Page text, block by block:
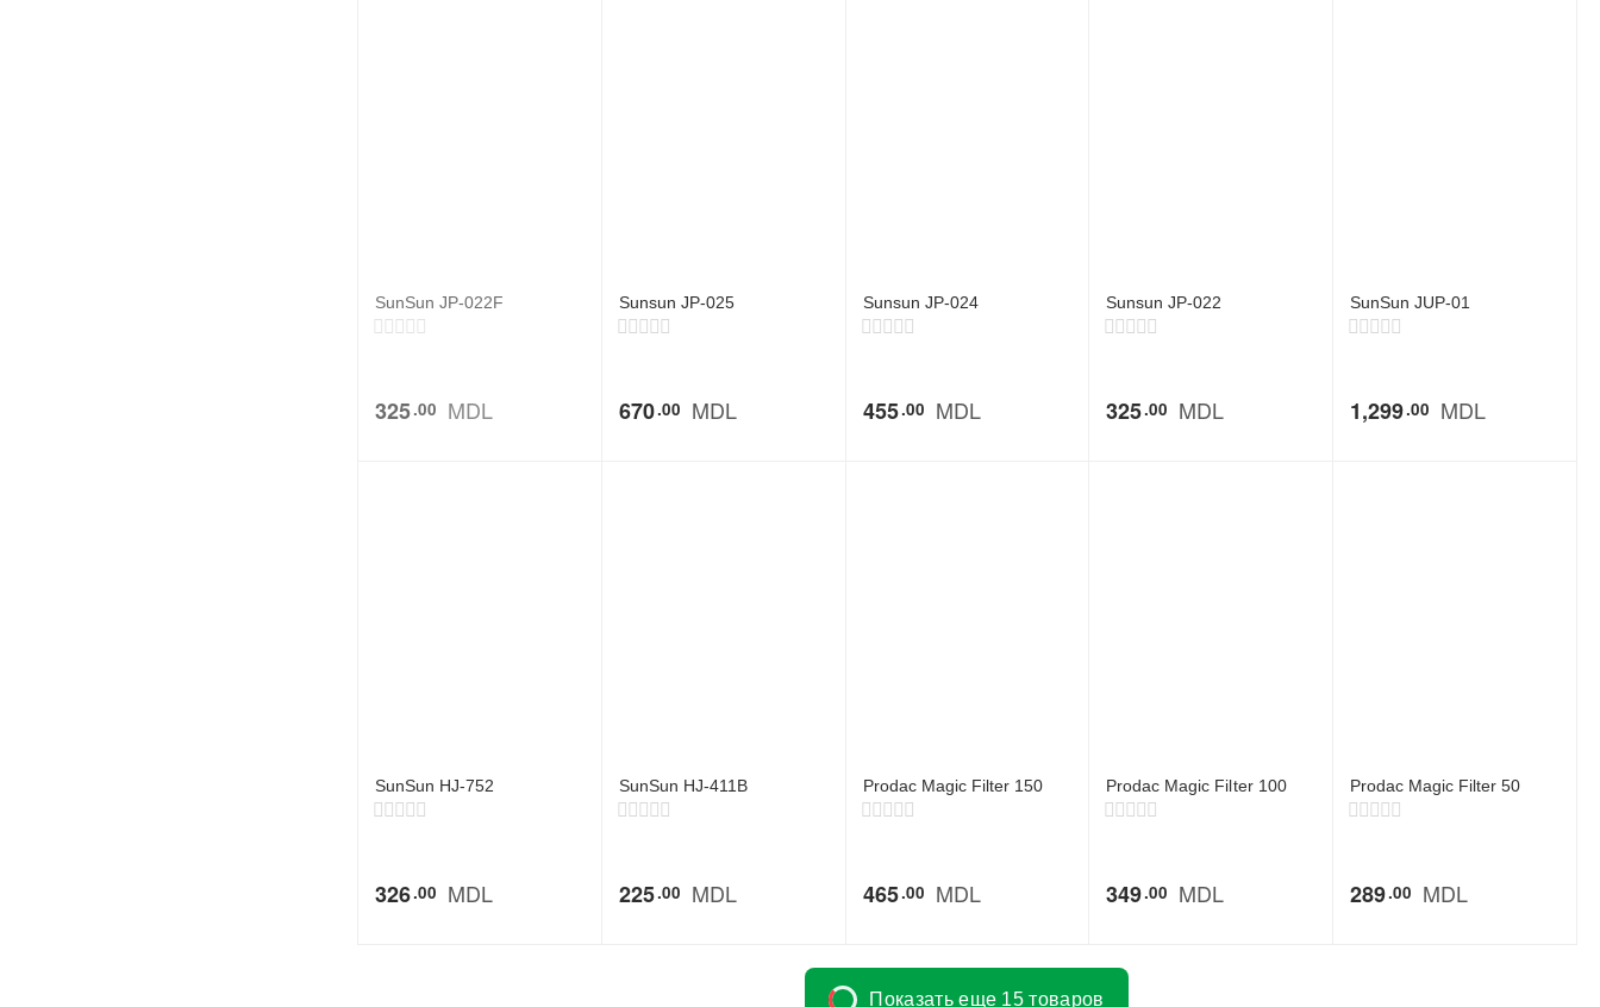
SunSun JP-022F
325 00 MDL
Sunsun JP-025
670 00 MDL
Sunsun JP-024
455 00 MDL
Sunsun JP-022
325 00 MDL
SunSun JUP-01
1,299 00 MDL
SunSun HJ-752
326 00 MDL
SunSun HJ-411B
225 00 MDL
Prodac Magic Filter 150
465 00 MDL
Prodac Magic Filter 100
349 00 MDL
Prodac Magic Filter 50
289 00 MDL
Показать еще 15 товаров